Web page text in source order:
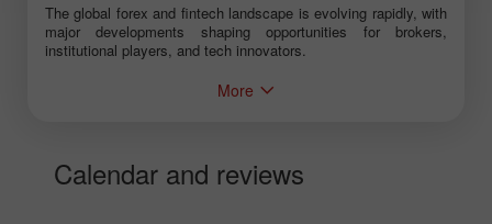
The global forex and fintech landscape is evolving rapidly, with
major developments shaping opportunities for brokers,
institutional players, and tech innovators.
#Finance #Trading #Investing #Blockchain #Crypto #Forex
More
Calendar and reviews